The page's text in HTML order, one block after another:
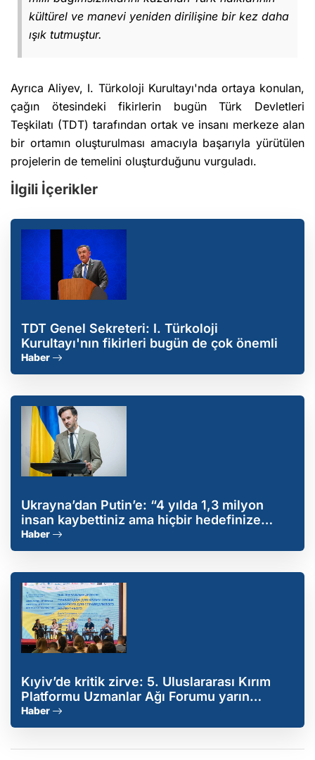
kültürel ve manevi yeniden dirilişine bir kez daha
ışık tutmuştur.
Ayrıca Aliyev, I. Türkoloji Kurultayı'nda ortaya konulan,
çağın ötesindeki fikirlerin bugün Türk Devletleri
Teşkilatı (TDT) tarafından ortak ve insanı merkeze alan
bir ortamın oluşturulması amacıyla başarıyla yürütülen
projelerin de temelini oluşturduğunu vurguladı.
İlgili İçerikler
TDT Genel Sekreteri: I. Türkoloji
Kurultayı'nın fikirleri bugün de çok önemli
Haber
Ukrayna’dan Putin’e: “4 yılda 1,3 milyon
insan kaybettiniz ama hiçbir hedefinize
ulaşamadınız”
Haber
Kıyiv’de kritik zirve: 5. Uluslararası Kırım
Platformu Uzmanlar Ağı Forumu yarın
başlıyor
Haber